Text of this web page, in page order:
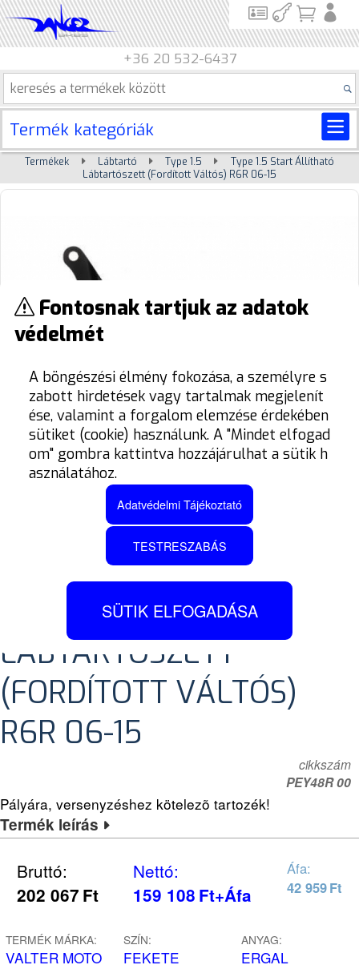
+36 20 532-6437
Termék kategóriák
Termékek Lábtartó Type 1.5
Type 1.5 Start Állítható
Lábtartószett (fordított Váltós) R6R 06-15
TYPE 1.5 START
ÁLLÍTHATÓ
LÁBTARTÓSZETT
(FORDÍTOTT VÁLTÓS)
R6R 06-15
cikkszám
PEY48R 00
Pályára, versenyzéshez kötelezõ tartozék!
Termék leírás
Bruttó:
202 067 Ft
Nettó:
159 108 Ft+Áfa
Áfa:
42 959Ft
TERMÉK MÁRKA:
VALTER MOTO
SZÍN:
FEKETE
ANYAG:
ERGAL
Fontosnak tartjuk az adatok
védelmét
A böngészési élmény fokozása, a személyre s
zabott hirdetések vagy tartalmak megjelenít
ése, valamint a forgalom elemzése érdekében
sütiket (cookie) használunk. A "Mindet elfogad
om" gombra kattintva hozzájárulhat a sütik h
asználatához.
Adatvédelmi Tájékoztató
TESTRESZABÁS
SÜTIK ELFOGADÁSA